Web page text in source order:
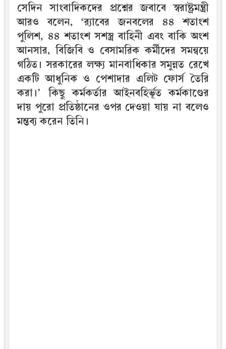
সেদিন সাংবাদিকদের প্রশ্নের জবাবে স্বরাষ্ট্রমন্ত্রী
আরও বলেন, ‘র‍্যাবের জনবলের ৪৪ শতাংশ
পুলিশ, ৪৪ শতাংশ সশস্ত্র বাহিনী এবং বাকি অংশ
আনসার, বিজিবি ও বেসামরিক কর্মীদের সমন্বয়ে
গঠিত। সরকারের লক্ষ্য মানবাধিকার সমুন্নত রেখে
একটি আধুনিক ও পেশাদার এলিট ফোর্স তৈরি
করা।’ কিছু কর্মকর্তার আইনবহির্ভূত কর্মকাণ্ডের
দায় পুরো প্রতিষ্ঠানের ওপর দেওয়া যায় না বলেও
মন্তব্য করেন তিনি।